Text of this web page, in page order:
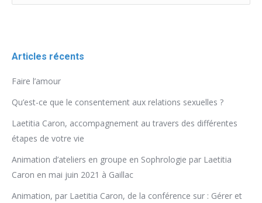
Articles récents
Faire l’amour
Qu’est-ce que le consentement aux relations sexuelles ?
Laetitia Caron, accompagnement au travers des différentes
étapes de votre vie
Animation d’ateliers en groupe en Sophrologie par Laetitia
Caron en mai juin 2021 à Gaillac
Animation, par Laetitia Caron, de la conférence sur : Gérer et